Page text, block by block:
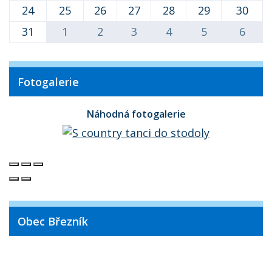
24
25 26 27 28 29
30
31
1 2 3 4 5 6
Fotogalerie
Náhodná fotogalerie
Obec Březník